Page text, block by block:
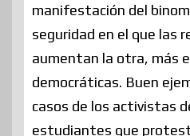
manifestación del
seguridad en el que las
aumentan la otra, más
democráticas. Buen
casos de los activistas
estudiantes que